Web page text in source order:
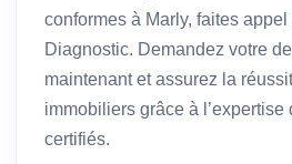
conformes à Marly, faites
Diagnostic. Demandez votre
maintenant et assurez la
immobiliers grâce à
certifiés.